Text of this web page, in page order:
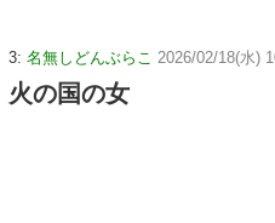
3: 名無しどんぶらこ 2026/02/18(水)
火の国の女